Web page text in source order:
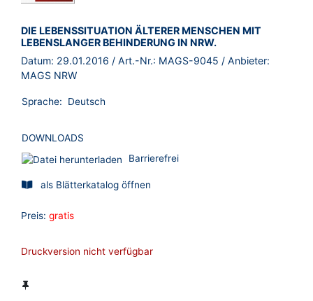
BROSCHÜRE:
DIE LEBENSSITUATION ÄLTERER MENSCHEN MIT
LEBENSLANGER BEHINDERUNG IN NRW.
Datum: 29.01.2016 / Art.-Nr.: MAGS-9045 / Anbieter:
MAGS NRW
Sprache: Deutsch
DOWNLOADS
Barrierefrei
als Blätterkatalog öffnen
Preis: gratis
Druckversion nicht verfügbar